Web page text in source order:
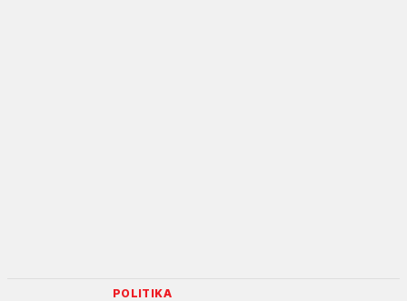
POLITIKA